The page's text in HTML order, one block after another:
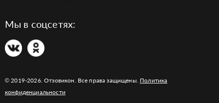
Мы в соцсетях:
© 2019-2026. Отзовикон. Все права защищены. Политика
конфиденциальности